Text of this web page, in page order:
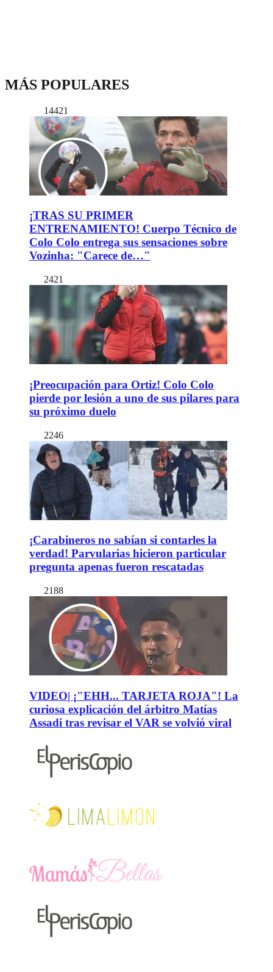
MÁS POPULARES
14421
¡TRAS SU PRIMER
ENTRENAMIENTO! Cuerpo Técnico de
Colo Colo entrega sus sensaciones sobre
Vozinha: "Carece de…"
2421
¡Preocupación para Ortiz! Colo Colo
pierde por lesión a uno de sus pilares para
su próximo duelo
2246
¡Carabineros no sabían si contarles la
verdad! Parvularias hicieron particular
pregunta apenas fueron rescatadas
2188
VIDEO| ¡"EHH... TARJETA ROJA"! La
curiosa explicación del árbitro Matías
Assadi tras revisar el VAR se volvió viral